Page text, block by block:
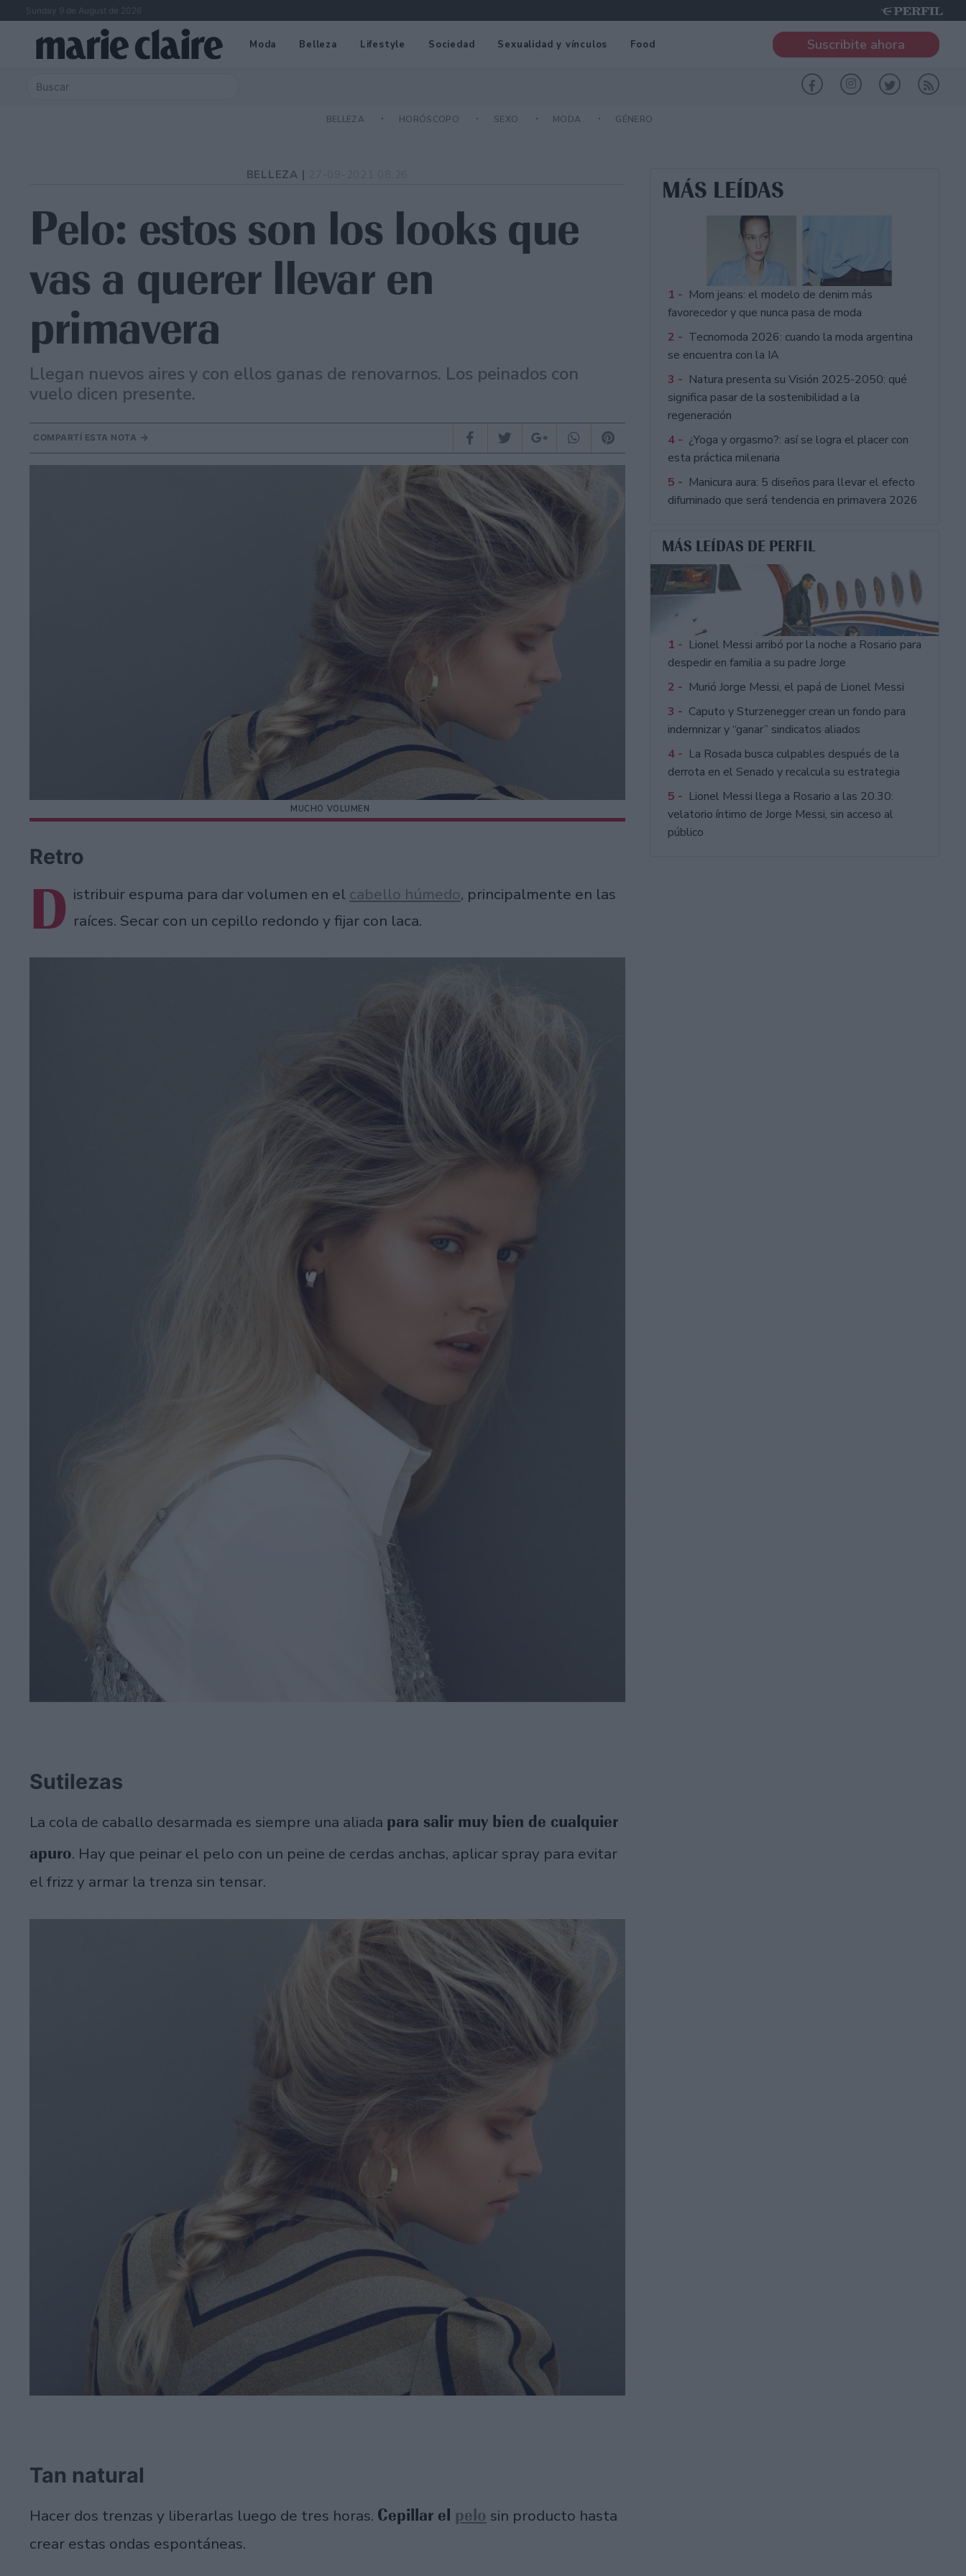
Sunday 9 de August de 2026
Moda Belleza Lifestyle Sociedad Sexualidad y vínculos Food Suscribite ahora
BELLEZA HORÓSCOPO SEXO MODA GÉNERO
BELLEZA |
Pelo: estos son los looks que
vas a querer llevar en
primavera
Llegan nuevos aires y con ellos ganas de renovarnos. Los peinados con
vuelo dicen presente.
COMPARTÍ ESTA NOTA
MUCHO VOLUMEN
Retro
D istribuir espuma para dar volumen en el cabello húmedo, principalmente en las
raíces. Secar con un cepillo redondo y fijar con laca.
Sutilezas
La cola de caballo desarmada es siempre una aliada para salir muy bien de cualquier
apuro. Hay que peinar el pelo con un peine de cerdas anchas, aplicar spray para evitar
el frizz y armar la trenza sin tensar.
Tan natural
Hacer dos trenzas y liberarlas luego de tres horas. Cepillar el pelo sin producto hasta
crear estas ondas espontáneas.
MÁS LEÍDAS
1 - Mom jeans: el modelo de denim más
favorecedor y que nunca pasa de moda
2 - Tecnomoda 2026: cuando la moda argentina
se encuentra con la IA
3 - Natura presenta su Visión 2025-2050: qué
significa pasar de la sostenibilidad a la
regeneración
4 - ¿Yoga y orgasmo?: así se logra el placer con
esta práctica milenaria
5 - Manicura aura: 5 diseños para llevar el efecto
difuminado que será tendencia en primavera 2026
MÁS LEÍDAS DE PERFIL
1 - Lionel Messi arribó por la noche a Rosario para
despedir en familia a su padre Jorge
2 - Murió Jorge Messi, el papá de Lionel Messi
3 - Caputo y Sturzenegger crean un fondo para
indemnizar y “ganar” sindicatos aliados
4 - La Rosada busca culpables después de la
derrota en el Senado y recalcula su estrategia
5 - Lionel Messi llega a Rosario a las 20.30:
velatorio íntimo de Jorge Messi, sin acceso al
público